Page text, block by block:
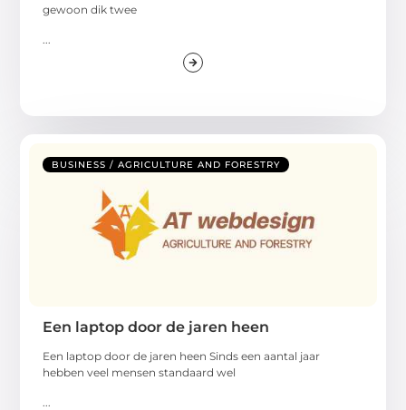
gewoon dik twee
BUSINESS / AGRICULTURE AND FORESTRY
Een laptop door de jaren heen
Een laptop door de jaren heen Sinds een aantal jaar
hebben veel mensen standaard wel